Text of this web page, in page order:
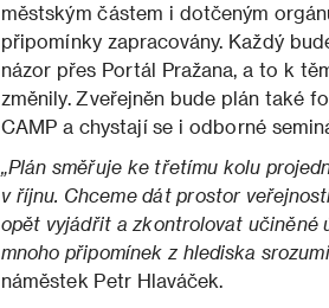
městským částem i dotčeným
připomínky zapracovány. Každý
názor přes Portál Pražana, a to k
změnily. Zveřejněn bude plán také
CAMP a chystají se i odborné
„Plán směřuje ke třetímu kolu
v říjnu. Chceme dát prostor
opět vyjádřit a zkontrolovat učiněné
mnoho připomínek z hlediska
náměstek Petr Hlaváček.